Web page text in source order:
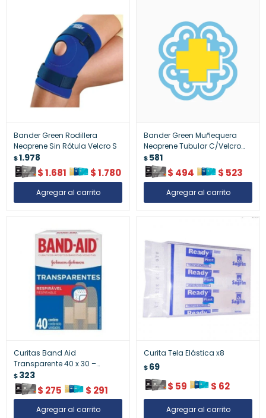
Bander Green Rodillera
Neoprene Sin Rótula Velcro S
$1.978
$1.681 $1.780
Bander Green Muñequera
Neoprene Tubular C/Velcro
Talla S
$581
$ 494 $ 523
Curitas Band Aid
Transparente 40 x 30 –
Protección de Cortes y
Raspones
$323
$ 275 $ 291
Curita Tela Elástica x8
$69
$ 59 $ 62